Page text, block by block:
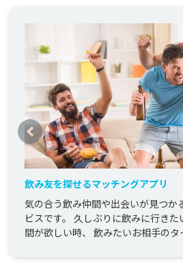
飲み友を探せるマッチングアプリ
気の合う飲み仲間や出会いが見つか
ビスです。 久しぶりに飲みに行き
間が欲しい時、 飲みたいお相手のタ